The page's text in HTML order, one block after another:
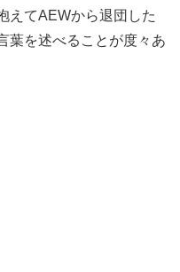
えてAEWから退団した
葉を述べることが度々あ